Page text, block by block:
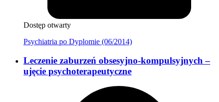
Dostęp otwarty
Psychiatria po Dyplomie (06/2014)
Leczenie zaburzeń obsesyjno-kompulsyjnych –
ujęcie psychoterapeutyczne